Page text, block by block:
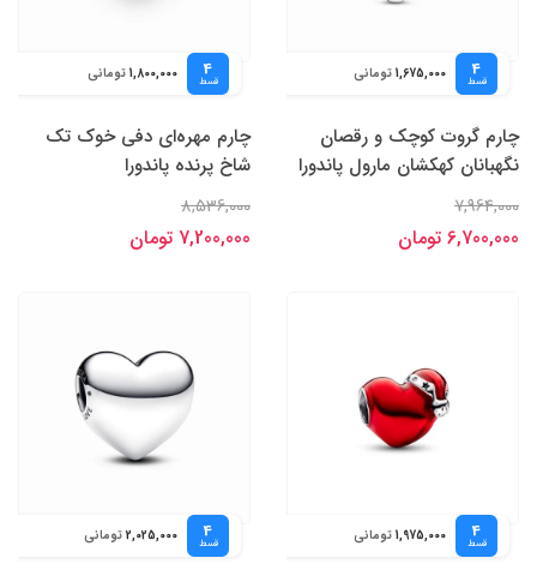
4
قسط 1,675,000 تومانی
چارم گروت کوچک و رقصان
نگهبانان کهکشان مارول پاندورا
7,964,000
6,700,000 تومان
4
قسط 1,800,000 تومانی
چارم مهره‌ای دفی خوک تک
شاخ پرنده پاندورا
8,536,000
7,200,000 تومان
4
قسط 1,975,000 تومانی 4
قسط 2,025,000 تومانی